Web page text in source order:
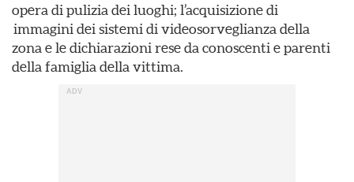
opera di pulizia dei luoghi; l’acquisizione di
immagini dei sistemi di videosorveglianza della
zona e le dichiarazioni rese da conoscenti e parenti
della famiglia della vittima.